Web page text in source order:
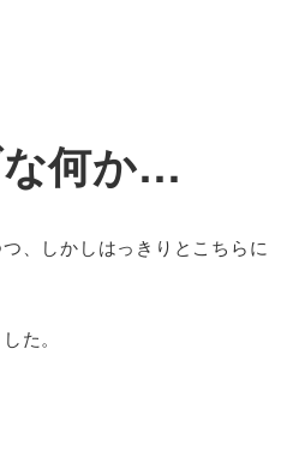
何か…
、しかしはっきりとこちらに
た。